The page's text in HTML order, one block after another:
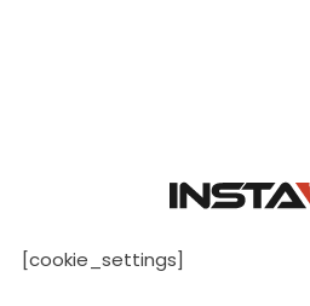
[cookie_settings]